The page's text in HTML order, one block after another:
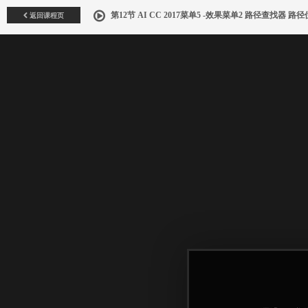
返回课程页 第12节 AI CC 2017菜单5 -效果菜单2 路径查找器 路